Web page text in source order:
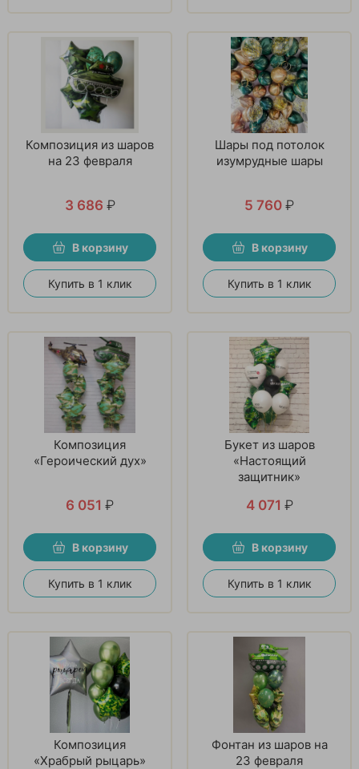
Композиция из шаров
на 23 февраля
3 686 ₽
В корзину
Купить в 1 клик
Шары под потолок
изумрудные шары
5 760 ₽
В корзину
Купить в 1 клик
Композиция
«Героический дух»
6 051 ₽
В корзину
Купить в 1 клик
Букет из шаров
«Настоящий
защитник»
4 071 ₽
В корзину
Купить в 1 клик
Композиция
«Храбрый рыцарь»
Фонтан из шаров на
23 февраля